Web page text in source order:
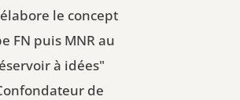
le concept
FN puis MNR au
à idées"
de